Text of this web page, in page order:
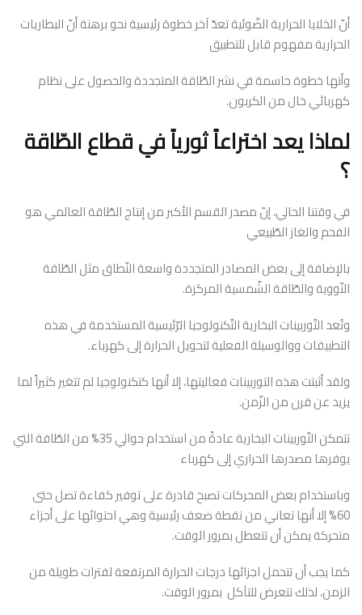
أنّ الخلايا الحرارية الضّوئية تعدّ آخر خطوة رئيسية نحو برهنة أنّ البطاريات
الحرارية مفهوم قابل للتطبيق
وأنها خطوة حاسمة في نشر الطّاقة المتجددة والحصول على نظام
كهربائي خال من الكربون.
لماذا يعد اختراعاً ثورياً في قطاع الطّاقة
؟
في وقتنا الحالي، إنّ مصدر القسم الأكبر من إنتاج الطّاقة العالمي هو
الفحم والغاز الطّبيعي
بالإضافة إلى بعض المصادر المتجددة واسعة النّطاق مثل الطّاقة
النّووية والطّاقة الشّمسية المركزة.
وتُعد التّوربينات البخارية التّكنولوجيا الرّئيسية المستخدمة في هذه
التطبيقات ووالوسيلة الفعلية لتحويل الحرارة إلى كهرباء.
ولقد أثبتت هذه التوربينات فعاليتها، إلا أنها كتكنولوجيا لم تتغير كثيراً لما
يزيد عن قرن من الزّمن.
تتمكن التّوربينات البخارية عادةً من استخدام حوالي 35% من الطّاقة التي
يوفرها مصدرها الحراري إلى كهرباء
وباستخدام بعض المحركات تصبح قادرة على توفير كفاءة تصل حتى
60% إلا أنها تعاني من نقطة ضعف رئيسية وهي احتوائها على أجزاء
متحركة يمكن أن تتعطل بمرور الوقت.
كما يجب أن تتحمل اجزائها درجات الحرارة المرتفعة لفترات طويلة من
الزمن، لذلك تتعرض للتآكل بمرور الوقت.